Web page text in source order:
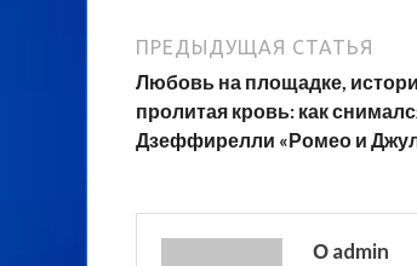
ПРЕДЫДУЩАЯ СТАТЬЯ
Любовь на площадке,
пролитая кровь: как
Дзеффирелли «Ромео и
О admin